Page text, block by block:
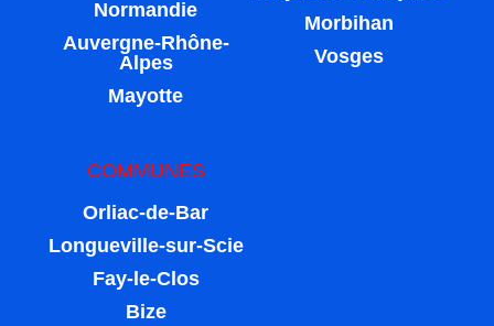
Normandie
Auvergne-Rhône-
Alpes
Mayotte
Morbihan
Vosges
COMMUNES
Orliac-de-Bar
Longueville-sur-Scie
Fay-le-Clos
Bize